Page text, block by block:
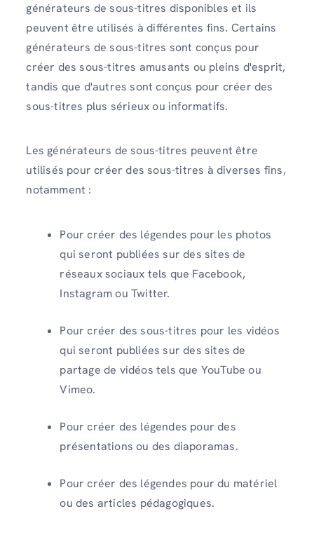
générateurs de sous-titres disponibles et ils
peuvent être utilisés à différentes fins. Certains
générateurs de sous-titres sont conçus pour
créer des sous-titres amusants ou pleins d'esprit,
tandis que d'autres sont conçus pour créer des
sous-titres plus sérieux ou informatifs.
Les générateurs de sous-titres peuvent être
utilisés pour créer des sous-titres à diverses fins,
notamment :
Pour créer des légendes pour les photos
qui seront publiées sur des sites de
réseaux sociaux tels que Facebook,
Instagram ou Twitter.
Pour créer des sous-titres pour les vidéos
qui seront publiées sur des sites de
partage de vidéos tels que YouTube ou
Vimeo.
Pour créer des légendes pour des
présentations ou des diaporamas.
Pour créer des légendes pour du matériel
ou des articles pédagogiques.